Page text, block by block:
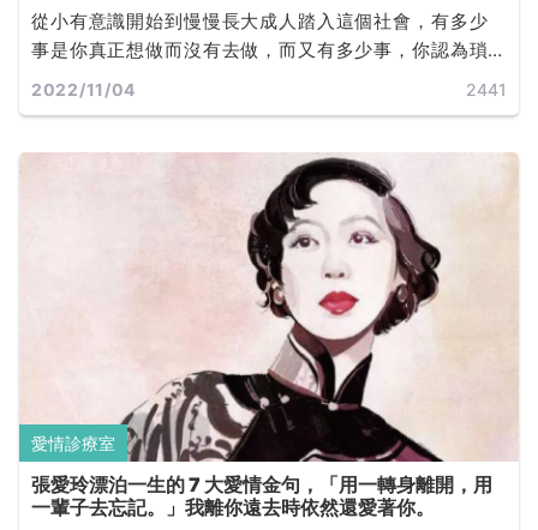
從小有意識開始到慢慢長大成人踏入這個社會，有多少
事是你真正想做而沒有去做，而又有多少事，你認為瑣
碎或毫無益處卻仍然任時間無聲無息的流向縫隙無影無
2022/11/04 2441
愛情診療室
張愛玲漂泊一生的 7 大愛情金句，「用一轉身離開，用
一輩子去忘記。」我離你遠去時依然還愛著你。